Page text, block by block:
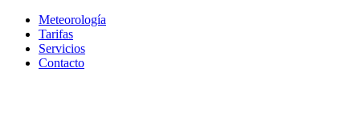
Meteorología
Tarifas
Servicios
Contacto